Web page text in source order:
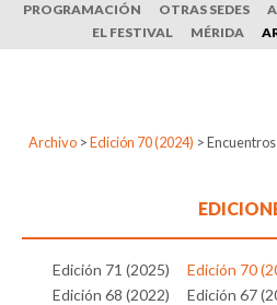
PROGRAMACIÓN OTRAS SEDES
EL FESTIVAL
MÉRIDA
Archivo > Edición 70 (2024) >Encuentros
Edición 71 (2025) Edición 70
Edición 68 (2022)
Edición 67